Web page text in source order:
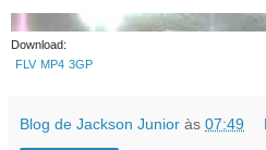
Download:
FLV MP4 3GP
Blog de Jackson Junior às 07:49